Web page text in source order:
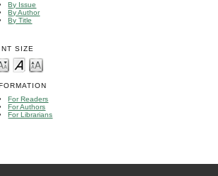
By Issue
By Author
By Title
SIZE
For Readers
For Authors
For Librarians